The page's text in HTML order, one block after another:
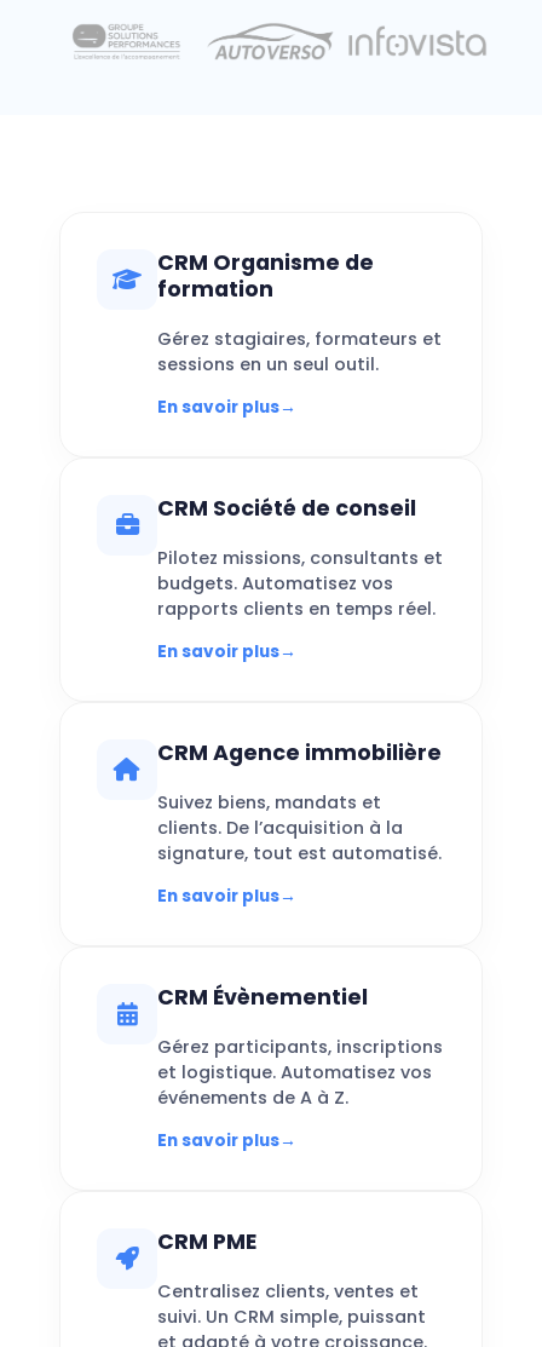
CRM Organisme de
formation
Gérez stagiaires, formateurs et
sessions en un seul outil.
En savoir plus→
CRM Société de conseil
Pilotez missions, consultants et
budgets. Automatisez vos
rapports clients en temps réel.
En savoir plus→
CRM Agence immobilière
Suivez biens, mandats et
clients. De l’acquisition à la
signature, tout est automatisé.
En savoir plus→
CRM Évènementiel
Gérez participants, inscriptions
et logistique. Automatisez vos
événements de A à Z.
En savoir plus→
CRM PME
Centralisez clients, ventes et
suivi. Un CRM simple, puissant
et adapté à votre croissance.